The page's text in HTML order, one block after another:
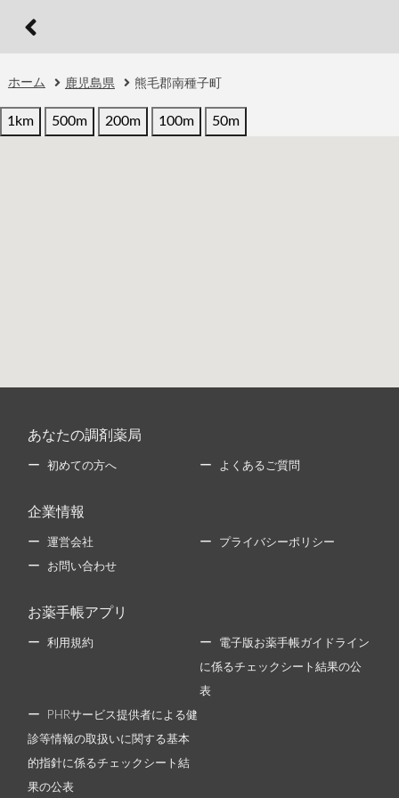
ホーム 鹿児島県 熊毛郡南種子町
1km 500m 200m 100m 50m
あなたの調剤薬局
初めての方へ よくあるご質問
企業情報
運営会社 プライバシーポリシー
お問い合わせ
お薬手帳アプリ
利用規約 電子版お薬手帳ガイドライン
に係るチェックシート結果の公
表
PHRサービス提供者による健
診等情報の取扱いに関する基本
的指針に係るチェックシート結
果の公表